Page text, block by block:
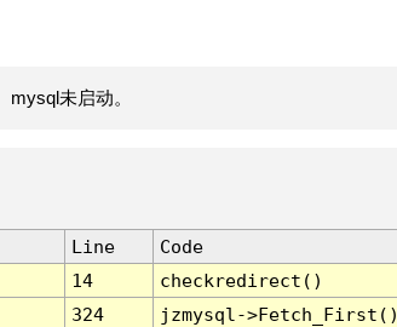
未启动。
Line
Code
14
checkredirect()
324
jzmysql-